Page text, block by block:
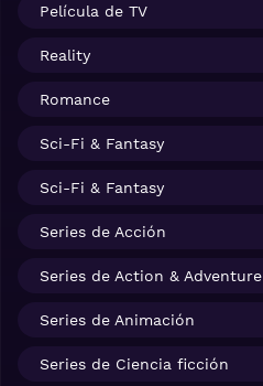
Película de TV
Reality
Romance
Sci-Fi & Fantasy
Sci-Fi & Fantasy
Series de Acción
Series de Action & Adventure
Series de Animación
Series de Ciencia ficción